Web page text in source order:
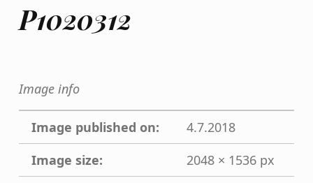
P1020312
Image info
Image published on:
4.7.2018
Image size:
2048 × 1536 px